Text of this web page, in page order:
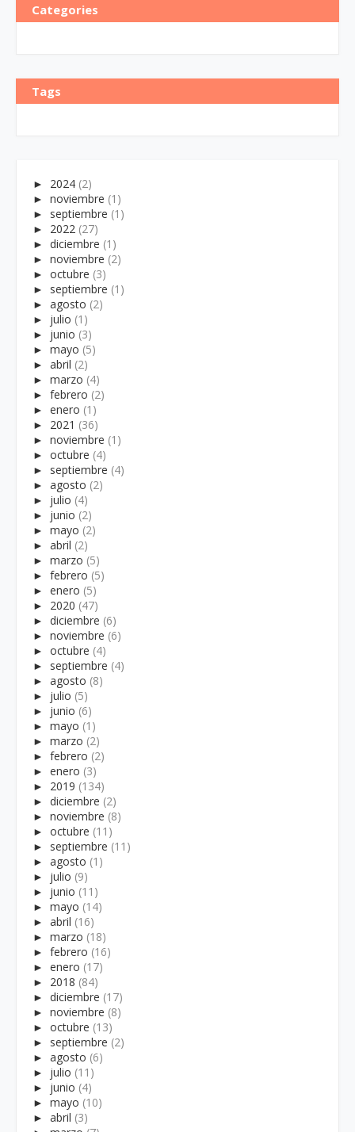
Categories
Tags
► 2024 (2)
► noviembre (1)
► septiembre (1)
► 2022 (27)
► diciembre (1)
► noviembre (2)
► octubre (3)
► septiembre (1)
► agosto (2)
► julio (1)
► junio (3)
► mayo (5)
► abril (2)
► marzo (4)
► febrero (2)
► enero (1)
► 2021 (36)
► noviembre (1)
► octubre (4)
► septiembre (4)
► agosto (2)
► julio (4)
► junio (2)
► mayo (2)
► abril (2)
► marzo (5)
► febrero (5)
► enero (5)
► 2020 (47)
► diciembre (6)
► noviembre (6)
► octubre (4)
► septiembre (4)
► agosto (8)
► julio (5)
► junio (6)
► mayo (1)
► marzo (2)
► febrero (2)
► enero (3)
► 2019 (134)
► diciembre (2)
► noviembre (8)
► octubre (11)
► septiembre (11)
► agosto (1)
► julio (9)
► junio (11)
► mayo (14)
► abril (16)
► marzo (18)
► febrero (16)
► enero (17)
► 2018 (84)
► diciembre (17)
► noviembre (8)
► octubre (13)
► septiembre (2)
► agosto (6)
► julio (11)
► junio (4)
► mayo (10)
► abril (3)